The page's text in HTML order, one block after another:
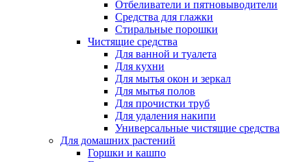
Отбеливатели и пятновыводители
Средства для глажки
Стиральные порошки
Чистящие средства
Для ванной и туалета
Для кухни
Для мытья окон и зеркал
Для мытья полов
Для прочистки труб
Для удаления накипи
Универсальные чистящие средства
Для домашних растений
Горшки и кашпо